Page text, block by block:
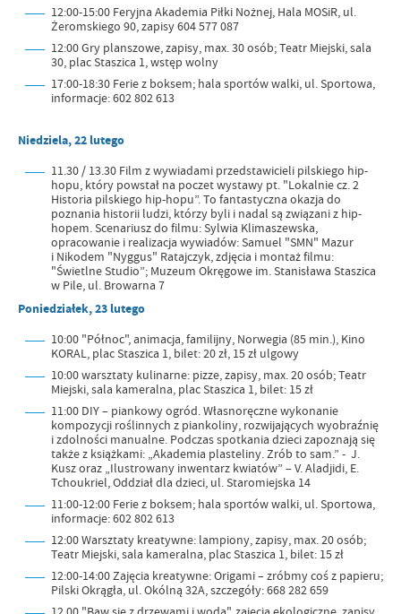
12:00-15:00 Feryjna Akademia Piłki Nożnej, Hala MOSiR, ul.
Żeromskiego 90, zapisy 604 577 087
12:00 Gry planszowe, zapisy, max. 30 osób; Teatr Miejski, sala
30, plac Staszica 1, wstęp wolny
17:00-18:30 Ferie z boksem; hala sportów walki, ul. Sportowa,
informacje: 602 802 613
Niedziela, 22 lutego
11.30 / 13.30 Film z wywiadami przedstawicieli pilskiego hip-
hopu, który powstał na poczet wystawy pt. "Lokalnie cz. 2
Historia pilskiego hip-hopu”. To fantastyczna okazja do
poznania historii ludzi, którzy byli i nadal są związani z hip-
hopem. Scenariusz do filmu: Sylwia Klimaszewska,
opracowanie i realizacja wywiadów: Samuel "SMN" Mazur
i Nikodem "Nyggus" Ratajczyk, zdjęcia i montaż filmu:
"Świetlne Studio”; Muzeum Okręgowe im. Stanisława Staszica
w Pile, ul. Browarna 7
Poniedziałek, 23 lutego
10:00 "Północ", animacja, familijny, Norwegia (85 min.), Kino
KORAL, plac Staszica 1, bilet: 20 zł, 15 zł ulgowy
10:00 warsztaty kulinarne: pizze, zapisy, max. 20 osób; Teatr
Miejski, sala kameralna, plac Staszica 1, bilet: 15 zł
11:00 DIY – piankowy ogród. Własnoręczne wykonanie
kompozycji roślinnych z piankoliny, rozwijających wyobraźnię
i zdolności manualne. Podczas spotkania dzieci zapoznają się
także z książkami: „Akademia plasteliny. Zrób to sam.” - J.
Kusz oraz „Ilustrowany inwentarz kwiatów” – V. Aladjidi, E.
Tchoukriel, Oddział dla dzieci, ul. Staromiejska 14
11:00-12:00 Ferie z boksem; hala sportów walki, ul. Sportowa,
informacje: 602 802 613
12:00 Warsztaty kreatywne: lampiony, zapisy, max. 20 osób;
Teatr Miejski, sala kameralna, plac Staszica 1, bilet: 15 zł
12:00-14:00 Zajęcia kreatywne: Origami – zróbmy coś z papieru;
Pilski Okrągła, ul. Okólną 32A, szczegóły: 668 282 659